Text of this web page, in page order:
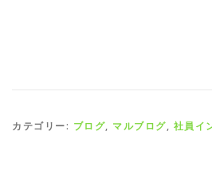
カテゴリー: ブログ, マルブログ, 社員イ